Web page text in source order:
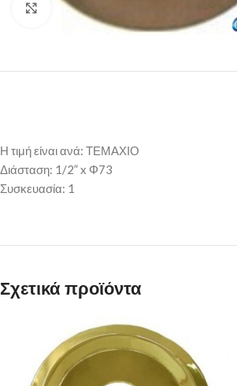
Click to enlarge
Η τιμή είναι ανά: ΤΕΜΑΧΙΟ
Διάσταση: 1/2” x Φ73
Συσκευασία: 1
Σχετικά προϊόντα